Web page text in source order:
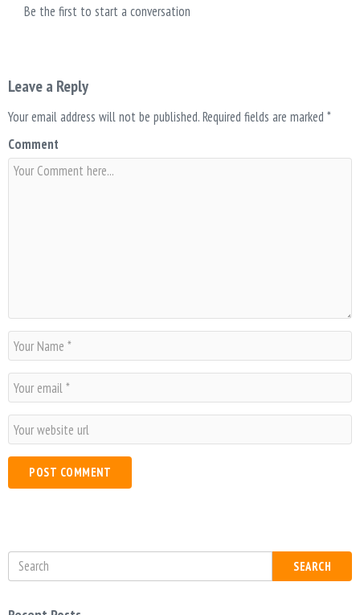
Be the first to start a conversation
Leave a Reply
Your email address will not be published.Required fields are marked *
Comment
N
a
m
*
m
a
l
W
e
b
SEARCH